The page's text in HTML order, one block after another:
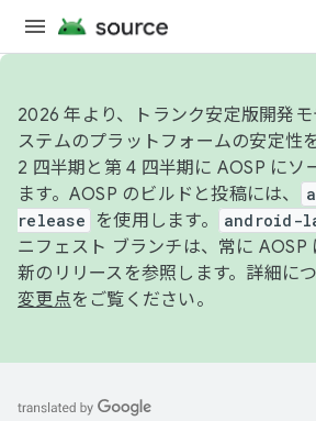
2026 年より、トランク安定版開発
ステムのプラットフォームの安定性
2 四半期と第 4 四半期に AOSP にソ
ます。AOSP のビルドと投稿には、
release
を使用します。 android-
ニフェスト ブランチは、常に AOSP
新のリリースを参照します。詳細に
変更点をご覧ください。